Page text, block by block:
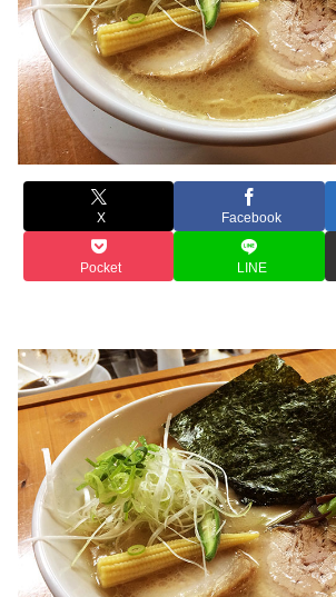
X Facebook
Pocket LINE